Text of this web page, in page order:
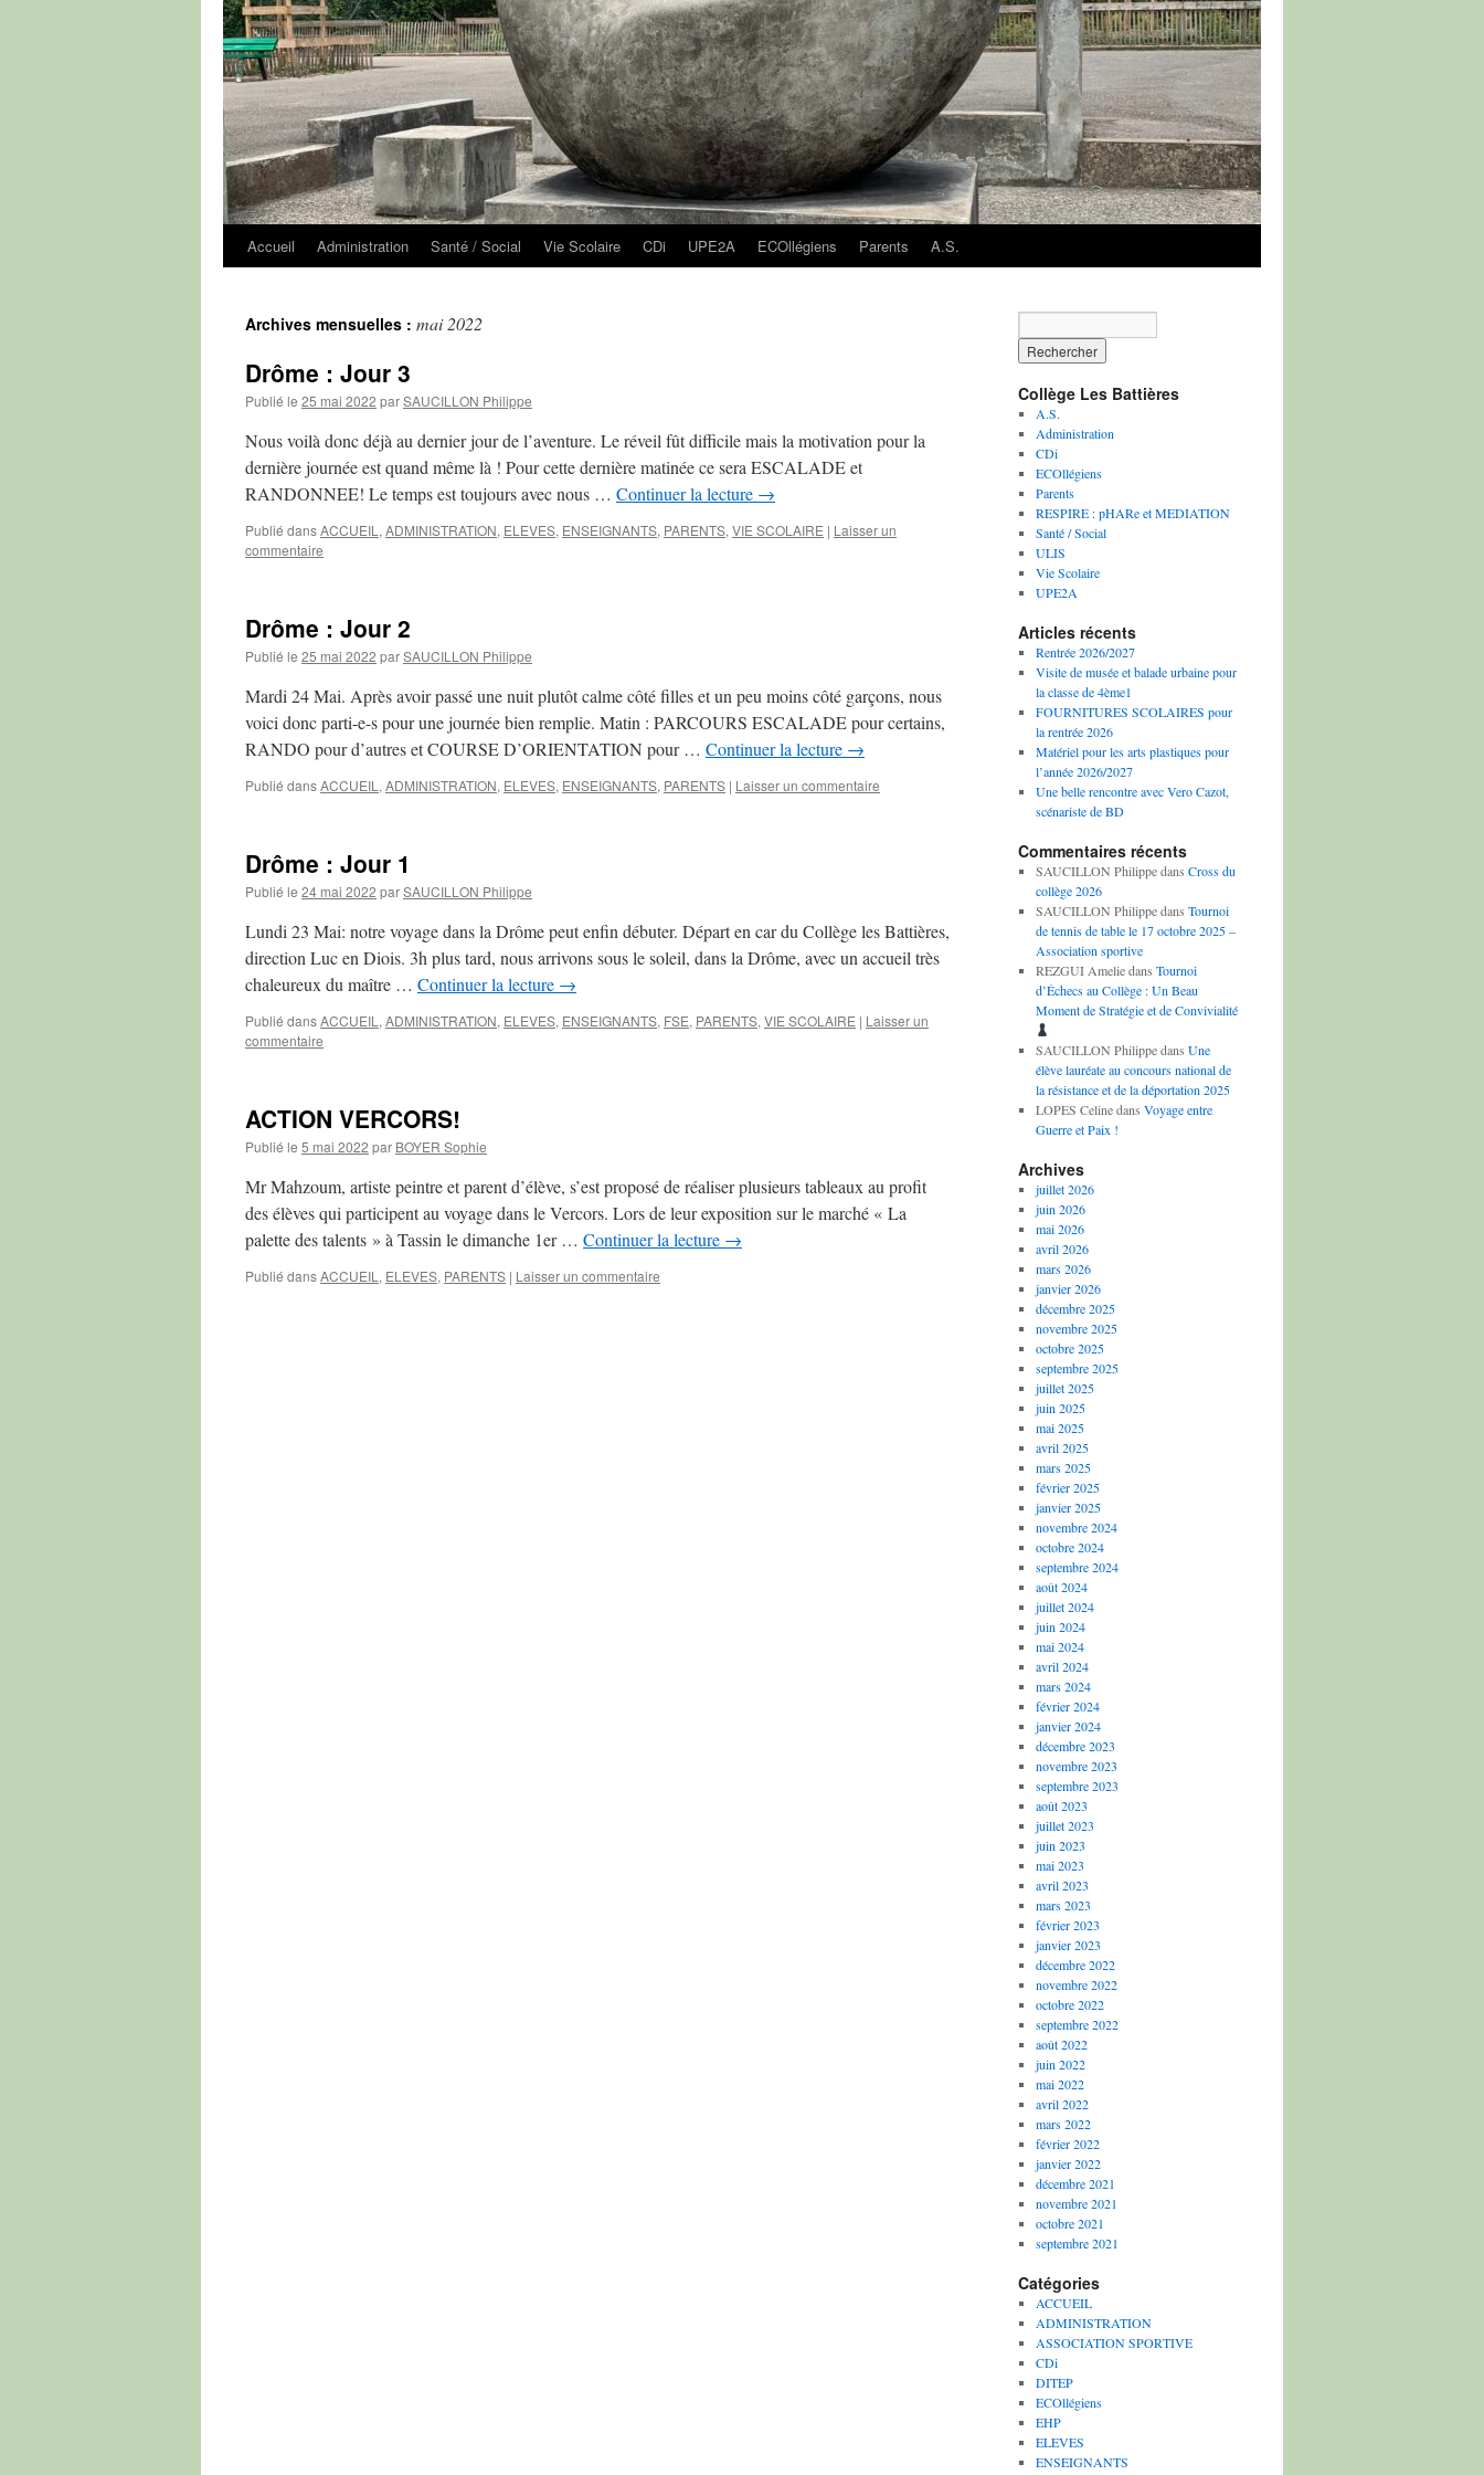
Accueil Administration Santé / Social Vie Scolaire CDi UPE2A ECOllégiens Parents A.S.
Archives mensuelles : mai 2022
Drôme : Jour 3
Publié le 25 mai 2022 parSAUCILLON Philippe
Nous voilà donc déjà au dernier jour de l’aventure. Le réveil fût difficile mais la motivation pour la
dernière journée est quand même là ! Pour cette dernière matinée ce sera ESCALADE et
RANDONNEE! Le temps est toujours avec nous … Continuer la lecture →
Publié dansACCUEIL , ADMINISTRATION, ELEVES, ENSEIGNANTS, PARENTS, VIE SCOLAIRE | Laisser un
commentaire
Drôme : Jour 2
Publié le 25 mai 2022 parSAUCILLON Philippe
Mardi 24 Mai. Après avoir passé une nuit plutôt calme côté filles et un peu moins côté garçons, nous
voici donc parti-e-s pour une journée bien remplie. Matin : PARCOURS ESCALADE pour certains,
RANDO pour d’autres et COURSE D’ORIENTATION pour … Continuer la lecture →
Publié dansACCUEIL , ADMINISTRATION, ELEVES, ENSEIGNANTS, PARENTS | Laisser un commentaire
Drôme : Jour 1
Publié le 24 mai 2022 parSAUCILLON Philippe
Lundi 23 Mai: notre voyage dans la Drôme peut enfin débuter. Départ en car du Collège les Battières,
direction Luc en Diois. 3h plus tard, nous arrivons sous le soleil, dans la Drôme, avec un accueil très
chaleureux du maître … Continuer la lecture →
Publié dansACCUEIL , ADMINISTRATION, ELEVES, ENSEIGNANTS, FSE, PARENTS, VIE SCOLAIRE | Laisser un
commentaire
ACTION VERCORS!
Publié le 5 mai 2022 par BOYER Sophie
Mr Mahzoum, artiste peintre et parent d’élève, s’est proposé de réaliser plusieurs tableaux au profit
des élèves qui participent au voyage dans le Vercors. Lors de leur exposition sur le marché « La
palette des talents » à Tassin le dimanche 1er … Continuer la lecture →
Publié dansACCUEIL , ELEVES, PARENTS | Laisser un commentaire
Collège Les Battières
A.S.
Administration
CDi
ECOllégiens
Parents
RESPIRE : pHARe et MEDIATION
Santé / Social
ULIS
Vie Scolaire
UPE2A
Articles récents
Rentrée 2026/2027
Visite de musée et balade urbaine pour
la classe de 4ème1
FOURNITURES SCOLAIRES pour
la rentrée 2026
Matériel pour les arts plastiques pour
l’année 2026/2027
Une belle rencontre avec Vero Cazot,
scénariste de BD
Commentaires récents
SAUCILLON Philippedans Cross du
collège 2026
SAUCILLON Philippedans Tournoi
de tennis de table le 17 octobre 2025 –
Association sportive
REZGUI Ameliedans Tournoi
d’Échecs au Collège : Un Beau
Moment de Stratégie et de Convivialité
SAUCILLON Philippedans Une
élève lauréate au concours national de
la résistance et de la déportation 2025
LOPES Celinedans Voyage entre
Guerre et Paix !
Archives
juillet 2026
juin 2026
mai 2026
avril 2026
mars 2026
janvier 2026
décembre 2025
novembre 2025
octobre 2025
septembre 2025
juillet 2025
juin 2025
mai 2025
avril 2025
mars 2025
février 2025
janvier 2025
novembre 2024
octobre 2024
septembre 2024
août 2024
juillet 2024
juin 2024
mai 2024
avril 2024
mars 2024
février 2024
janvier 2024
décembre 2023
novembre 2023
septembre 2023
août 2023
juillet 2023
juin 2023
mai 2023
avril 2023
mars 2023
février 2023
janvier 2023
décembre 2022
novembre 2022
octobre 2022
septembre 2022
août 2022
juin 2022
mai 2022
avril 2022
mars 2022
février 2022
janvier 2022
décembre 2021
novembre 2021
octobre 2021
septembre 2021
Catégories
ACCUEIL
ADMINISTRATION
ASSOCIATION SPORTIVE
CDi
DITEP
ECOllégiens
EHP
ELEVES
ENSEIGNANTS